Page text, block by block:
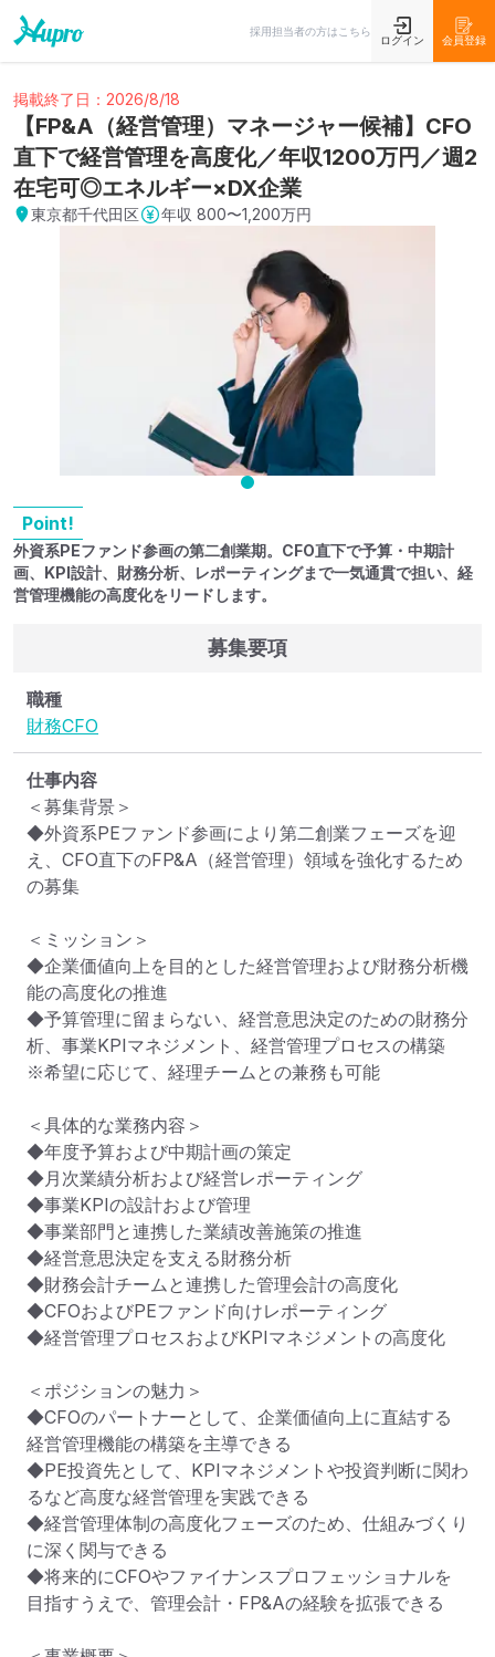
採用担当者の方はこちら
ログイン 会員登録
掲載終了日：2026/8/18
【FP&A（経営管理）マネージャー候補】CFO
直下で経営管理を高度化／年収1200万円／週2
在宅可◎エネルギー×DX企業
東京都千代田区 年収 800〜1,200万円
Point!
外資系PEファンド参画の第二創業期。CFO直下で予算・中期計
画、KPI設計、財務分析、レポーティングまで一気通貫で担い、経
営管理機能の高度化をリードします。
募集要項
職種
財務CFO
仕事内容
＜募集背景＞
◆外資系PEファンド参画により第二創業フェーズを迎
え、CFO直下のFP&A（経営管理）領域を強化するため
の募集
＜ミッション＞
◆企業価値向上を目的とした経営管理および財務分析機
能の高度化の推進
◆予算管理に留まらない、経営意思決定のための財務分
析、事業KPIマネジメント、経営管理プロセスの構築
※希望に応じて、経理チームとの兼務も可能
＜具体的な業務内容＞
◆年度予算および中期計画の策定
◆月次業績分析および経営レポーティング
◆事業KPIの設計および管理
◆事業部門と連携した業績改善施策の推進
◆経営意思決定を支える財務分析
◆財務会計チームと連携した管理会計の高度化
◆CFOおよびPEファンド向けレポーティング
◆経営管理プロセスおよびKPIマネジメントの高度化
＜ポジションの魅力＞
◆CFOのパートナーとして、企業価値向上に直結する
経営管理機能の構築を主導できる
◆PE投資先として、KPIマネジメントや投資判断に関わ
るなど高度な経営管理を実践できる
◆経営管理体制の高度化フェーズのため、仕組みづくり
に深く関与できる
◆将来的にCFOやファイナンスプロフェッショナルを
目指すうえで、管理会計・FP&Aの経験を拡張できる